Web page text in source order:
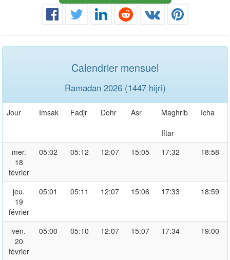
Calendrier mensuel
Ramadan 2026 (1447 hijri)
Jour Imsak Fadjr Dohr Asr
Maghrib
Iftar
Icha
mer.
18
février
05:02 05:12 12:07 15:05 17:32 18:58
jeu.
19
février
05:01 05:11 12:07 15:06 17:33 18:59
ven.
20
février
05:00 05:10 12:07 15:07 17:34 19:00